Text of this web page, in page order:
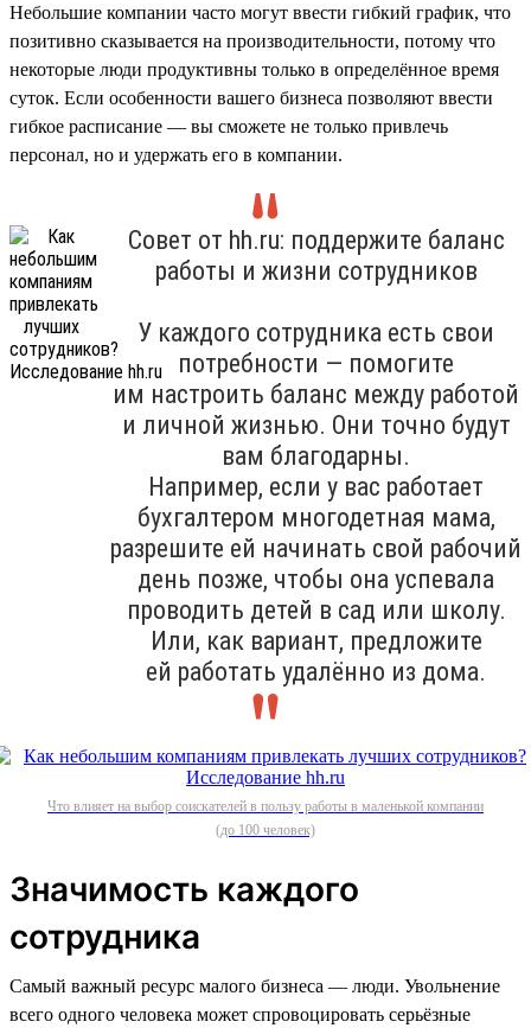
Небольшие компании часто могут ввести гибкий график, что
позитивно сказывается на производительности, потому что
некоторые люди продуктивны только в определённое время
суток. Если особенности вашего бизнеса позволяют ввести
гибкое расписание — вы сможете не только привлечь
персонал, но и удержать его в компании.
Совет от hh.ru: поддержите баланс
работы и жизни сотрудников
У каждого сотрудника есть свои
потребности — помогите
им настроить баланс между работой
и личной жизнью. Они точно будут
вам благодарны.
Например, если у вас работает
бухгалтером многодетная мама,
разрешите ей начинать свой рабочий
день позже, чтобы она успевала
проводить детей в сад или школу.
Или, как вариант, предложите
ей работать удалённо из дома.
Что влияет на выбор соискателей в пользу работы в маленькой компании
(до 100 человек)
Значимость каждого
сотрудника
Самый важный ресурс малого бизнеса — люди. Увольнение
всего одного человека может спровоцировать серьёзные